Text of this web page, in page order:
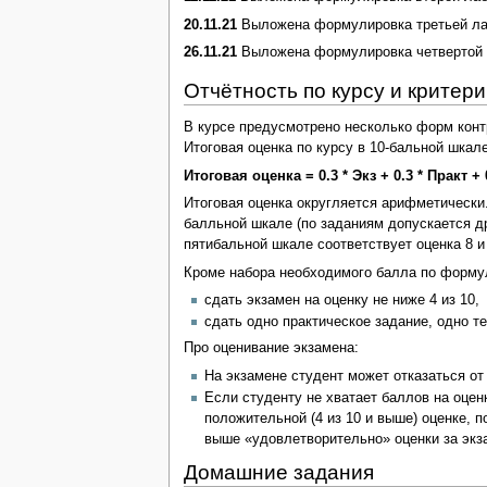
20.11.21Выложена формулировка третьей
26.11.21Выложена формулировка четвертой
Отчётность по курсу и
В курсе предусмотрено несколько форм
Итоговая оценка по курсу в 10-бальной
Итоговая оценка = 0.3 * Экз + 0.3 * Практ
Итоговая оценка округляется
балльной шкале (по заданиям допускается
пятибальной шкале соответствует оценка
Кроме набора необходимого балла по
сдать экзамен на оценку не ниже 4 из 10,
сдать одно практическое задание, одно
Про оценивание экзамена:
На экзамене студент может отказаться
Если студенту не хватает баллов на
положительной (4 из 10 и выше) оценке,
выше «удовлетворительно» оценки за
Домашние задания